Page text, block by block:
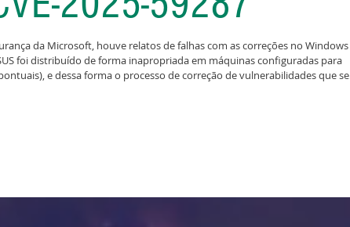
da Microsoft, houve relatos de falhas com as correções no Windows
foi distribuído de forma inapropriada em máquinas configuradas para
e dessa forma o processo de correção de vulnerabilidades que se